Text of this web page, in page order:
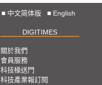
■ 中文简体版 ■ English
DIGITIMES
關於我們
會員服務
科技椽送門
科技產業報訂閱